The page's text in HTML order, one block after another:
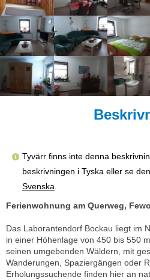
Tyvärr finns inte denna
beskrivningen i Tyska eller se
Svenska
Ferienwohnung am Querweg,
Das Laborantendorf Bockau liegt im
in einer Höhenlage von 450 bis 550
seinen umgebenden Wäldern, mit
Wanderungen, Spaziergängen oder
Erholungssuchende finden hier an